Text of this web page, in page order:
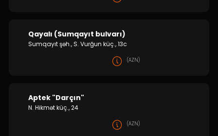
Qayalı (Sumqayıt bulvarı)
Sumqayıt şəh., S. Vurğun küç., 13c
(AZN)
Aptek "Darçın"
N. Hikmət küç., 24
(AZN)